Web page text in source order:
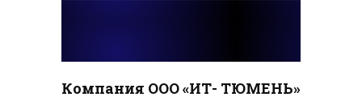
Компания ООО «ИТ- ТЮМЕНЬ»